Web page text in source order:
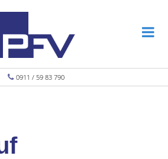
0911 / 59 83 790